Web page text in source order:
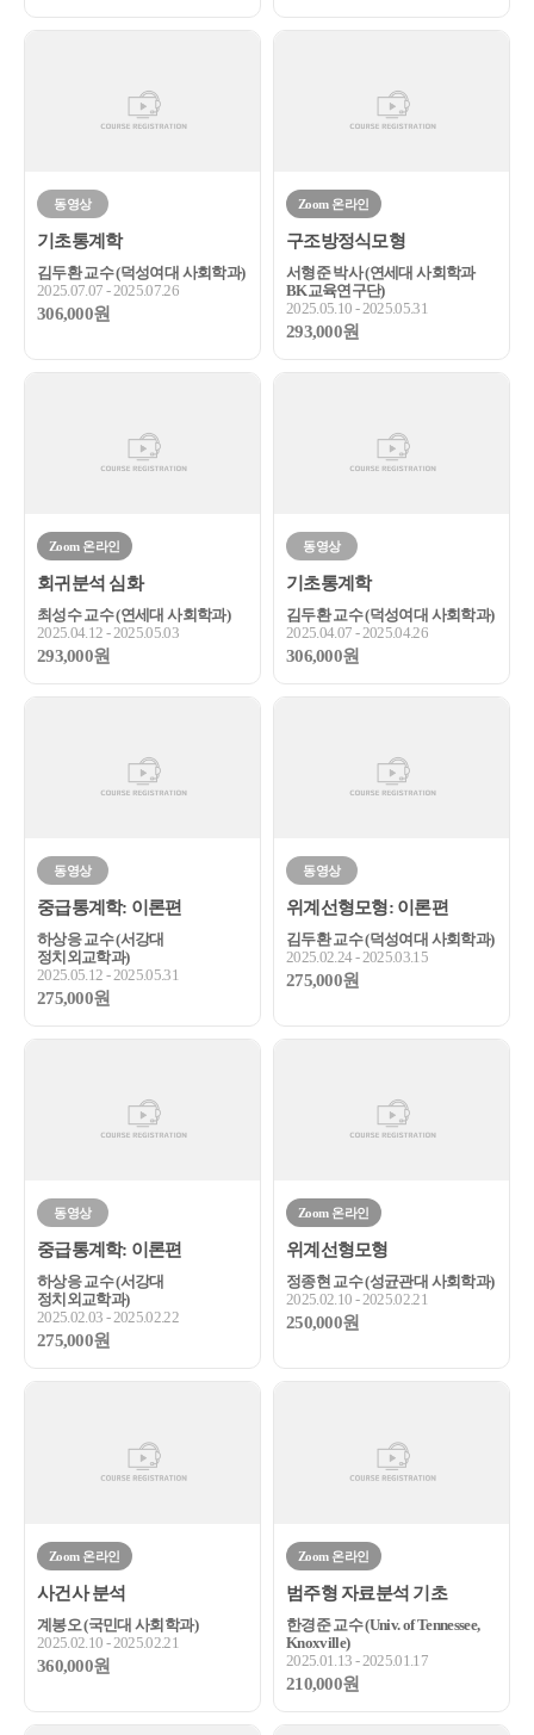
동영상
기초통계학
김두환 교수 (덕성여대 사회학과)
2025.07.07 - 2025.07.26
306,000원
Zoom 온라인
구조방정식모형
서형준 박사 (연세대 사회학과
BK교육연구단)
2025.05.10 - 2025.05.31
293,000원
Zoom 온라인
회귀분석 심화
최성수 교수 (연세대 사회학과)
2025.04.12 - 2025.05.03
293,000원
동영상
기초통계학
김두환 교수 (덕성여대 사회학과)
2025.04.07 - 2025.04.26
306,000원
동영상
중급통계학: 이론편
하상응 교수 (서강대
정치외교학과)
2025.05.12 - 2025.05.31
275,000원
동영상
위계선형모형: 이론편
김두환 교수 (덕성여대 사회학과)
2025.02.24 - 2025.03.15
275,000원
동영상
중급통계학: 이론편
하상응 교수 (서강대
정치외교학과)
2025.02.03 - 2025.02.22
275,000원
Zoom 온라인
위계선형모형
정종현 교수 (성균관대 사회학과)
2025.02.10 - 2025.02.21
250,000원
Zoom 온라인
사건사 분석
계봉오 (국민대 사회학과)
2025.02.10 - 2025.02.21
360,000원
Zoom 온라인
범주형 자료분석 기초
한경준 교수 (Univ. of Tennessee,
Knoxville)
2025.01.13 - 2025.01.17
210,000원